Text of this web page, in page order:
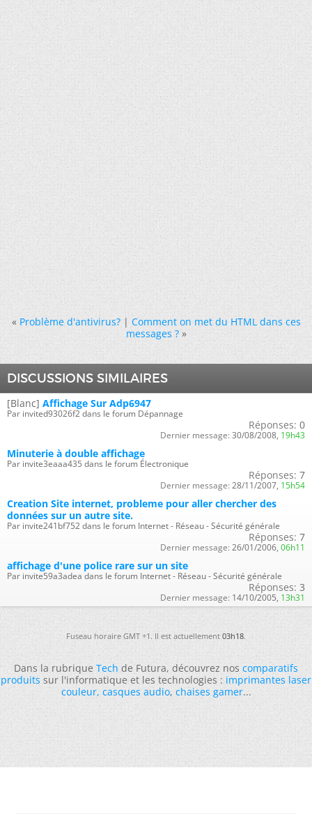
« Problème d'antivirus?|Comment on met du HTML dans ces
messages ? »
DISCUSSIONS SIMILAIRES
[Blanc] Affichage Sur Adp6947
Par invited93026f2 dans le forum Dépannage
Réponses: 0
Dernier message: 30/08/2008, 19h43
Minuterie à double affichage
Par invite3eaaa435 dans le forum Électronique
Réponses: 7
Dernier message: 28/11/2007, 15h54
Creation Site internet, probleme pour aller chercher des
données sur un autre site.
Par invite241bf752 dans le forum Internet - Réseau - Sécurité générale
Réponses: 7
Dernier message: 26/01/2006, 06h11
affichage d'une police rare sur un site
Par invite59a3adea dans le forum Internet - Réseau - Sécurité générale
Réponses: 3
Dernier message: 14/10/2005, 13h31
Fuseau horaire GMT +1. Il est actuellement03h18.
Dans la rubriqueTechde Futura, découvrez noscomparatifs
produitssur l'informatique et les technologies :imprimantes laser
couleur,casques audio,chaises gamer...